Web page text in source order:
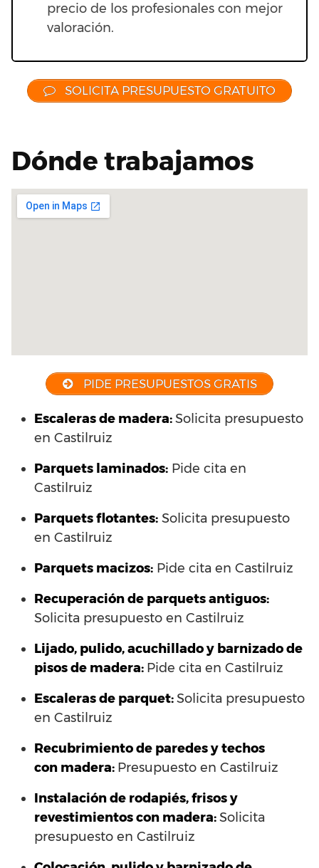
precio de los profesionales con mejor
valoración.
SOLICITA PRESUPUESTO GRATUITO
Dónde trabajamos
PIDE PRESUPUESTOS GRATIS
Escaleras de madera:Solicita presupuesto
en Castilruiz
Parquets laminados: Pide cita en
Castilruiz
Parquets flotantes: Solicita presupuesto
en Castilruiz
Parquets macizos: Pide cita en Castilruiz
Recuperación de parquets antiguos:
Solicita presupuesto en Castilruiz
Lijado, pulido, acuchillado y barnizado de
pisos de madera: Pide cita en Castilruiz
Escaleras de parquet:Solicita presupuesto
en Castilruiz
Recubrimiento de paredes y techos
con madera: Presupuesto en Castilruiz
Instalación de rodapiés, frisos y
revestimientos con madera:Solicita
presupuesto en Castilruiz